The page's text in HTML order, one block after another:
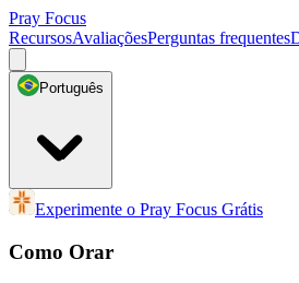
Pray Focus
RecursosAvaliaçõesPerguntas frequentes
Português
Experimente o Pray Focus Grátis
Como Orar